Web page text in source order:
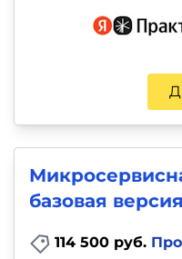
базовая версия
114 500 руб.